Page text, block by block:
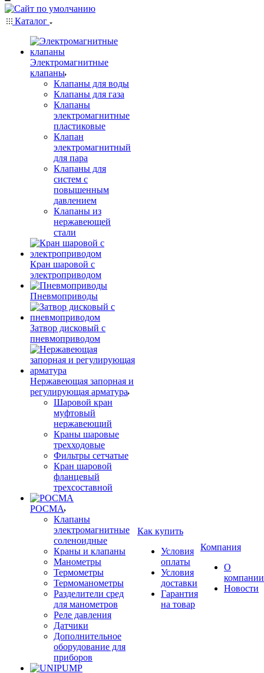
Каталог
Электромагнитные
клапаны
Клапаны для воды
Клапаны для газа
Клапаны
электромагнитные
пластиковые
Клапан
электромагнитный
для пара
Клапаны для
систем с
повышенным
давлением
Клапаны из
нержавеющей
стали
Кран шаровой с
электроприводом
Пневмоприводы
Затвор дисковый с
пневмоприводом
Нержавеющая запорная и
регулирующая арматура
Шаровой кран
муфтовый
нержавеющий
Краны шаровые
трехходовые
Фильтры сетчатые
Кран шаровой
фланцевый
трехсоставной
РОСМА
Клапаны
электромагнитные
соленоидные
Краны и клапаны
Манометры
Термометры
Термоманометры
Разделители сред
для манометров
Реле давления
Датчики
Дополнительное
оборудование для
приборов
Как купить
Условия
оплаты
Условия
доставки
Гарантия
на товар
Компания
О
компании
Новости